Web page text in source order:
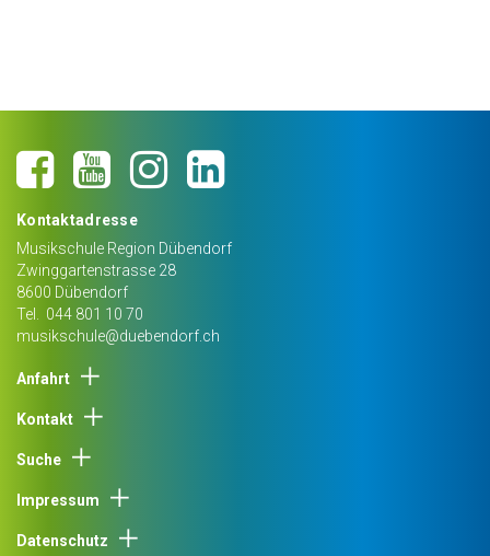
Kontaktadresse
Musikschule Region Dübendorf
Zwinggartenstrasse 28
8600 Dübendorf
Tel. 044 801 10 70
musikschule@duebendorf.ch
Anfahrt
Kontakt
Suche
Impressum
Datenschutz